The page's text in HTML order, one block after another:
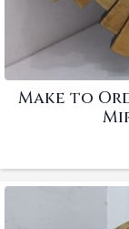
Make to